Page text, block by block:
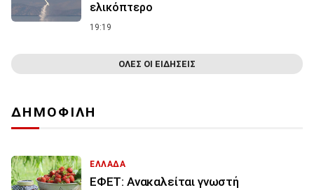
ελικόπτερο
19:19
ΟΛΕΣ ΟΙ ΕΙΔΗΣΕΙΣ
ΔΗΜΟΦΙΛΗ
ΕΛΛΑΔΑ
ΕΦΕΤ: Ανακαλείται γνωστή